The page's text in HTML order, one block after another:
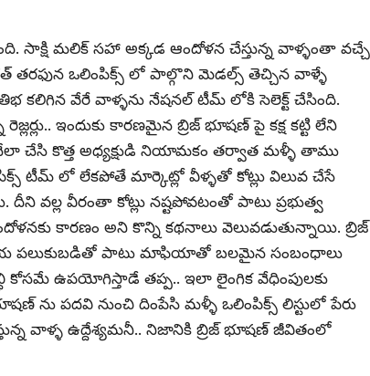
సాక్షి మలిక్ సహా అక్కడ ఆందోళన చేస్తున్న వాళ్ళంతా వచ్చే
తరఫున ఒలింపిక్స్ లో పాల్గొని మెడల్స్ తెచ్చిన వాళ్ళే
కలిగిన వేరే వాళ్ళను నేషనల్ టీమ్ లోకి సెలెక్ట్ చేసింది.
ఇందుకు కారణమైన బ్రిజ్ భూషణ్ పై కక్ష కట్టి లేని
చేసి కొత్త అధ్యక్షుడి నియామకం తర్వాత మళ్ళీ తాము
టీమ్ లో లేకపోతే మార్కెట్లో వీళ్ళతో కోట్లు విలువ చేసే
దీని వల్ల వీరంతా కోట్లు నష్టపోవటంతో పాటు ప్రభుత్వ
కారణం అని కొన్ని కథనాలు వెలువడుతున్నాయి. బ్రిజ్
పలుకుబడితో పాటు మాఫియాతో బలమైన సంబంధాలు
ఉపయోగిస్తాడే తప్ప.. ఇలా లైంగిక వేధింపులకు
ను పదవి నుంచి దింపేసి మళ్ళీ ఒలింపిక్స్ లిస్టులో పేరు
వాళ్ళ ఉద్దేశ్యమనీ.. నిజానికి బ్రిజ్ భూషణ్ జీవితంలో